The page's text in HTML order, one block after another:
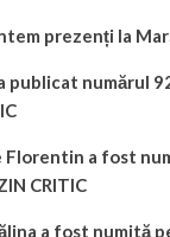
prezenți la
publicat numărul
Florentin a fost
CRITIC
a fost numită